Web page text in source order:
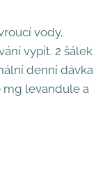
vody,
vypít. 2 šálek
denní dávka
mg levandule a